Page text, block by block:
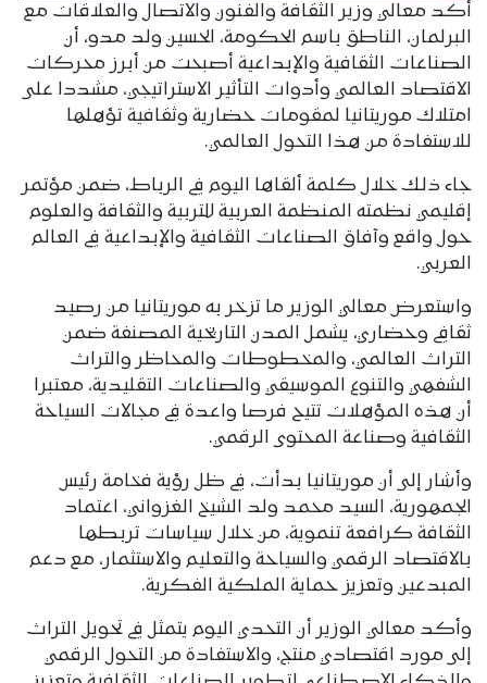
أكد معالي وزير الثقافة والفنون والاتصال والعلاقات مع
البرلمان، الناطق باسم الحكومة، الحسين ولد مدو، أن
الصناعات الثقافية والإبداعية أصبحت من أبرز محركات
الاقتصاد العالمي وأدوات التأثير الاستراتيجي، مشددا على
امتلاك موريتانيا لمقومات حضارية وثقافية تؤهلها
للاستفادة من هذا التحول العالمي.
جاء ذلك خلال كلمة ألقاها اليوم في الرباط، ضمن مؤتمر
إقليمي نظمته المنظمة العربية للتربية والثقافة والعلوم
حول واقع وآفاق الصناعات الثقافية والإبداعية في العالم
العربي.
واستعرض معالي الوزير ما تزخر به موريتانيا من رصيد
ثقافي وحضاري، يشمل المدن التاريخية المصنفة ضمن
التراث العالمي، والمخطوطات والمحاظر والتراث
الشفهي والتنوع الموسيقي والصناعات التقليدية، معتبرا
أن هذه المؤهلات تتيح فرصا واعدة في مجالات السياحة
الثقافية وصناعة المحتوى الرقمي.
وأشار إلى أن موريتانيا بدأت، في ظل رؤية فخامة رئيس
الجمهورية، السيد محمد ولد الشيخ الغزواني، اعتماد
الثقافة كرافعة تنموية، من خلال سياسات تربطها
بالاقتصاد الرقمي والسياحة والتعليم والاستثمار، مع دعم
المبدعين وتعزيز حماية الملكية الفكرية.
وأكد معالي الوزير أن التحدي اليوم يتمثل في تحويل التراث
إلى مورد اقتصادي منتج، والاستفادة من التحول الرقمي